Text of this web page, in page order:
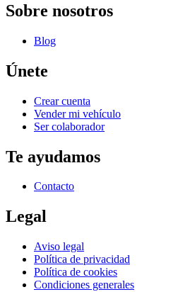
Sobre nosotros
Blog
Únete
Crear cuenta
Vender mi vehículo
Ser colaborador
Te ayudamos
Contacto
Legal
Aviso legal
Política de privacidad
Política de cookies
Condiciones generales